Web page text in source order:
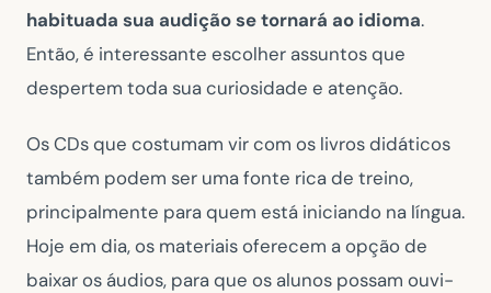
habituada sua audição se tornará ao idioma.
Então, é interessante escolher assuntos que
despertem toda sua curiosidade e atenção.
Os CDs que costumam vir com os livros didáticos
também podem ser uma fonte rica de treino,
principalmente para quem está iniciando na língua.
Hoje em dia, os materiais oferecem a opção de
baixar os áudios, para que os alunos possam ouvi-